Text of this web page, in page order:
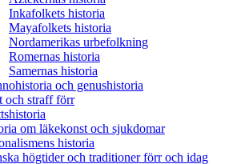
Inkafolkets historia
Mayafolkets historia
Nordamerikas urbefolkning
Romernas historia
Samernas historia
och genushistoria
och straff förr
om läkekonst och sjukdomar
historia
högtider och traditioner förr och idag